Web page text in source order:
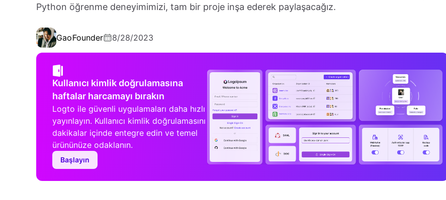
Python öğrenme deneyimimizi, tam bir proje inşa ederek paylaşacağız.
GaoFounder 8/28/2023
Kullanıcı kimlik doğrulamasına
haftalar harcamayı bırakın
Logto ile güvenli uygulamaları daha hızlı
yayınlayın. Kullanıcı kimlik doğrulamasını
dakikalar içinde entegre edin ve temel
ürününüze odaklanın.
Başlayın